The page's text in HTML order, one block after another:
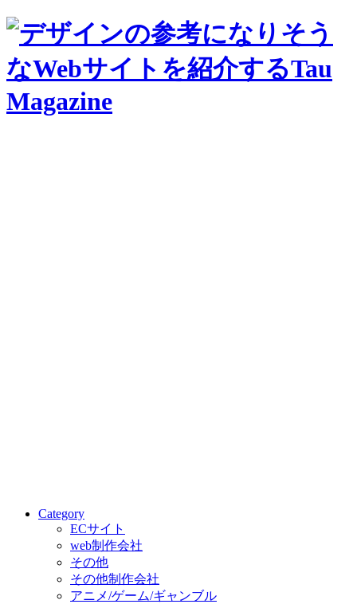
Category
ECサイト
web制作会社
その他
その他制作会社
アニメ/ゲーム/ギャンブル